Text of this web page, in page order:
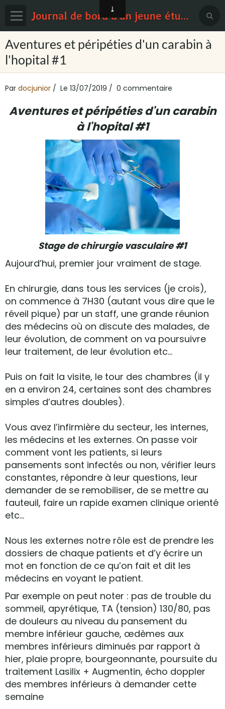
Journal de bord d'un jeune étudiant en médecine
Page d'accueil
Blog
Contact
Aventures et péripéties d'un carabin à
l'hopital #1
Par docjunior Le 13/07/2019 0 commentaire
Aventures et péripéties d'un carabin
à l'hopital #1
Stage de chirurgie vasculaire #1
Aujourd’hui, premier jour vraiment de stage.
En chirurgie, dans tous les services (je crois),
on commence à 7H30 (autant vous dire que le
réveil pique) par un staff, une grande réunion
des médecins où on discute des malades, de
leur évolution, de comment on va poursuivre
leur traitement, de leur évolution etc...
Puis on fait la visite, le tour des chambres (il y
en a environ 24, certaines sont des chambres
simples d’autres doubles).
Vous avez l’infirmière du secteur, les internes,
les médecins et les externes. On passe voir
comment vont les patients, si leurs
pansements sont infectés ou non, vérifier leurs
constantes, répondre à leur questions, leur
demander de se remobiliser, de se mettre au
fauteuil, faire un rapide examen clinique orienté
etc…
Nous les externes notre rôle est de prendre les
dossiers de chaque patients et d’y écrire un
mot en fonction de ce qu’on fait et dit les
médecins en voyant le patient.
Par exemple on peut noter : pas de trouble du
sommeil, apyrétique, TA (tension) 130/80, pas
de douleurs au niveau du pansement du
membre inférieur gauche, œdèmes aux
membres inférieurs diminués par rapport à
hier, plaie propre, bourgeonnante, poursuite du
traitement Lasilix + Augmentin, écho doppler
des membres inférieurs à demander cette
semaine